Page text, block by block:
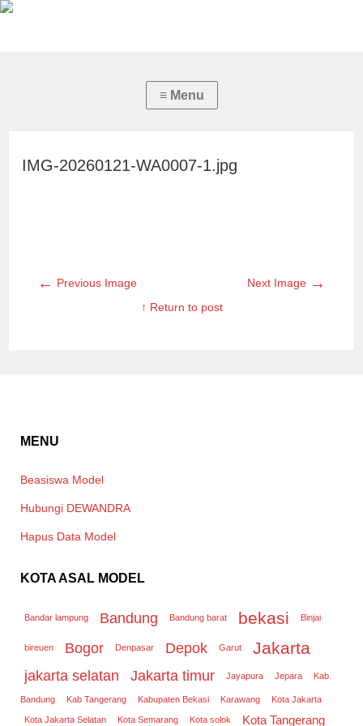
IMG-20260121-WA0007-1.jpg
← Previous Image Next Image →
↑ Return to post
MENU
Beasiswa Model
Hubungi DEWANDRA
Hapus Data Model
KOTA ASAL MODEL
Bandar lampung Bandung Bandung barat bekasi Binjai
bireuen Bogor Denpasar Depok Garut Jakarta
jakarta selatan Jakarta timur Jayapura Jepara Kab.
Bandung Kab Tangerang Kabupaten Bekasi Karawang Kota Jakarta
Kota Jakarta Selatan Kota Semarang Kota solok Kota Tangerang